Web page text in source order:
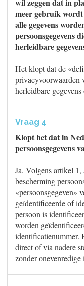
wil zeggen dat in
meer gebruik
alle gegevens
persoonsgegevens
herleidbare
Het klopt dat de
privacyvoorwaarden
herleidbare gegevens
Vraag 4
Klopt het dat in
persoonsgegevens
Ja. Volgens artikel 1,
bescherming
«persoonsgegeven»
geïdentificeerde of
persoon is
worden
identificatienummer.
direct of via nadere
zonder